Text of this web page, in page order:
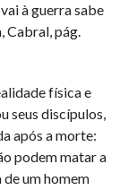
à guerra sabe
Cabral, pág.
física e
seus discípulos,
após a morte:
podem matar a
de um homem